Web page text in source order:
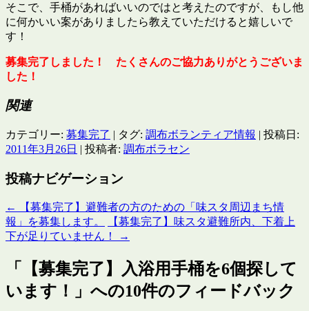
そこで、手桶があればいいのではと考えたのですが、もし他
に何かいい案がありましたら教えていただけると嬉しいで
す！
募集完了しました！ たくさんのご協力ありがとうございま
した！
関連
カテゴリー: 募集完了 | タグ: 調布ボランティア情報 | 投稿日:
2011年3月26日 | 投稿者: 調布ボラセン
投稿ナビゲーション
←
【募集完了】避難者の方のための「味スタ周辺まち情
報」を募集します。
【募集完了】味スタ避難所内、下着上
下が足りていません！
→
「
【募集完了】入浴用手桶を6個探して
います！
」への10件のフィードバック